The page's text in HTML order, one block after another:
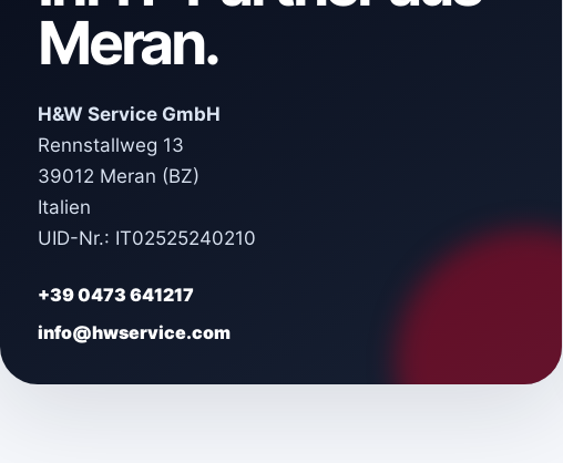
Meran.
H&W Service GmbH
Rennstallweg 13
39012 Meran (BZ)
Italien
UID-Nr.: IT02525240210
+39 0473 641217
info@hwservice.com